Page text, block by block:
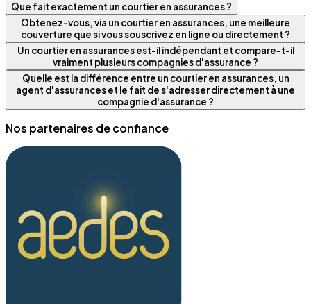
Que fait exactement un courtier en assurances ?
Obtenez-vous, via un courtier en assurances, une meilleure
couverture que si vous souscrivez en ligne ou directement ?
Un courtier en assurances est-il indépendant et compare-t-il
vraiment plusieurs compagnies d'assurance ?
Quelle est la différence entre un courtier en assurances, un
agent d'assurances et le fait de s'adresser directement à une
compagnie d'assurance ?
Nos partenaires de confiance